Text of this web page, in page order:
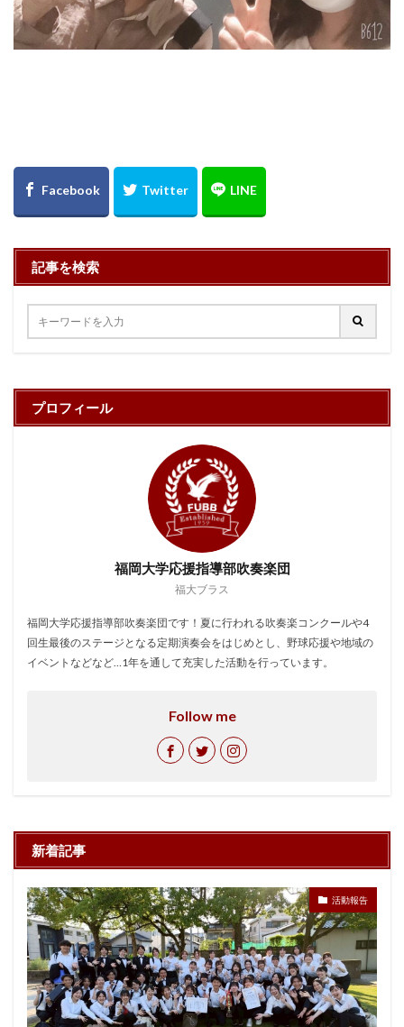
記事を検索
プロフィール
福岡大学応援指導部吹奏楽団
福大ブラス
福岡大学応援指導部吹奏楽団です！夏に行われる吹奏楽コンクールや4
回生最後のステージとなる定期演奏会をはじめとし、野球応援や地域の
イベントなどなど…1年を通して充実した活動を行っています。
Follow me
新着記事
活動報告